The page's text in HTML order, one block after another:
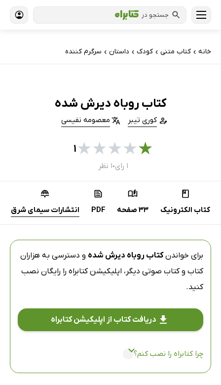
جستجو در
خانه › کتاب‌ متنی › کودک › داستان › سرگرم کننده
کتاب روباه دیرش شده
کوری تیبر معصومه نفیسی
★
★
★
★
★۱
۱ رای ● ۱ نظر
کتاب الکترونیک 33 صفحه PDF انتشارات سیمای شرق
برای خواندنکتاب روباه دیرش شده و دسترسی به هزاران
کتاب و کتاب صوتی دیگر، اپلیکیشن کتابراه را رایگان نصب
کنید.
دریافت کتاب از اپلیکیشن کتابراه
چرا کتابراه را نصب کنم؟